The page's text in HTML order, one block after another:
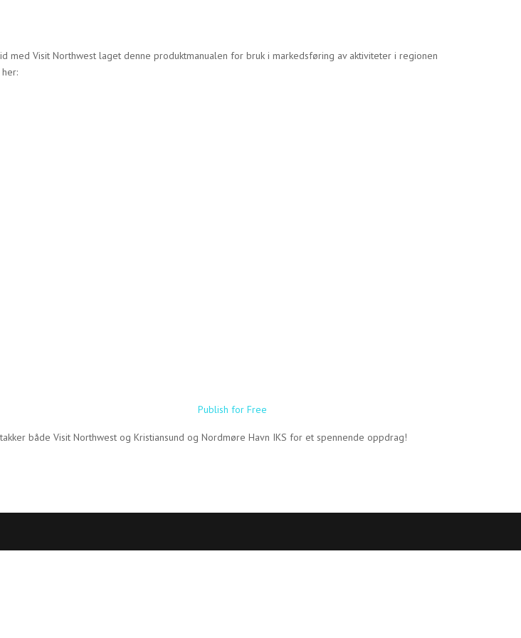
med Visit Northwest laget denne produktmanualen for bruk i markedsføring av aktiviteter i regionen
Publish for Free
både Visit Northwest og Kristiansund og Nordmøre Havn IKS for et spennende oppdrag!